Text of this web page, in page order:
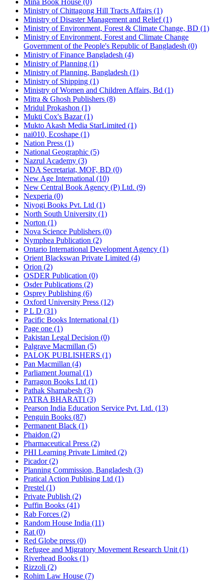
Mina Book House (0)
Ministry of Chittagong Hill Tracts Affairs (1)
Ministry of Disaster Management and Relief (1)
Ministry of Environment, Forest & Climate Change, BD (1)
Ministry of Environment, Forest and Climate Change
Government of the People's Republic of Bangladesh (0)
Ministry of Finance Bangladesh (4)
Ministry of Planning (1)
Ministry of Planning, Bangladesh (1)
Ministry of Shipping (1)
Ministry of Women and Children Affairs, Bd (1)
Mitra & Ghosh Publishers (8)
Mridul Prokashon (1)
Mukti Cox's Bazar (1)
Mukto Akash Media StarLimited (1)
nai010, Ecoshape (1)
Nation Press (1)
National Geographic (5)
Nazrul Academy (3)
NDA Secretariat, MOF, BD (0)
New Age International (10)
New Central Book Agency (P) Ltd. (9)
Nexperia (0)
Niyogi Books Pvt. Ltd (1)
North South University (1)
Norton (1)
Nova Science Publishers (0)
Nymphea Publication (2)
Ontario International Development Agency (1)
Orient Blackswan Private Limited (4)
Orion (2)
OSDER Publication (0)
Osder Publications (2)
Osprey Publishing (6)
Oxford University Press (12)
P L D (31)
Pacific Books International (1)
Page one (1)
Pakistan Legal Decision (0)
Palgrave Macmillan (5)
PALOK PUBLISHERS (1)
Pan Macmillan (4)
Parliament Journal (1)
Parragon Books Ltd (1)
Pathak Shamabesh (3)
PATRA BHARATI (3)
Pearson India Education Service Pvt. Ltd. (13)
Penguin Books (87)
Permanent Black (1)
Phaidon (2)
Pharmaceutical Press (2)
PHI Learning Private Limited (2)
Picador (2)
Planning Commission, Bangladesh (3)
Pratical Action Publising Ltd (1)
Prestel (1)
Private Publish (2)
Puffin Books (41)
Rab Forces (2)
Random House India (11)
Rat (0)
Red Globe press (0)
Refugee and Migratory Movement Research Unit (1)
Riverhead Books (1)
Rizzoli (2)
Rohim Law House (7)